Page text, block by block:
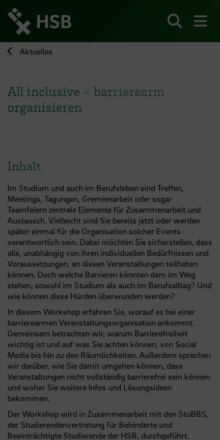
zum
Seiteninhalt
springen
Aktuelles
All inclusive - barrierearm
organisieren
Inhalt
Im Studium und auch im Berufsleben sind Treffen,
Meetings, Tagungen, Gremienarbeit oder sogar
Teamfeiern zentrale Elemente für Zusammenarbeit und
Austausch. Vielleicht sind Sie bereits jetzt oder werden
später einmal für die Organisation solcher Events
verantwortlich sein. Dabei möchten Sie sicherstellen, dass
alle, unabhängig von ihren individuellen Bedürfnissen und
Voraussetzungen, an diesen Veranstaltungen teilhaben
können. Doch welche Barrieren könnten dem im Weg
stehen, sowohl im Studium als auch im Berufsalltag? Und
wie können diese Hürden überwunden werden?
In diesem Workshop erfahren Sie, worauf es bei einer
barrierearmen Veranstaltungsorganisation ankommt.
Gemeinsam betrachten wir, warum Barrierefreiheit
wichtig ist und auf was Sie achten können, von Social
Media bis hin zu den Räumlichkeiten. Außerdem sprechen
wir darüber, wie Sie damit umgehen können, dass
Veranstaltungen nicht vollständig barrierefrei sein können
und woher Sie weitere Infos und Lösungsideen
bekommen.
Der Workshop wird in Zusammenarbeit mit den StuBBS,
der Studierendenvertretung für Behinderte und
Beeinträchtigte Studierende der HSB, durchgeführt.